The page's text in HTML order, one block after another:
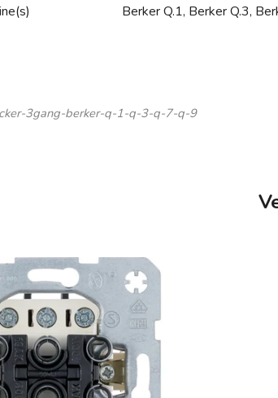
Berker Q.1, Berker Q.3,
3gang-berker-q-1-q-3-q-7-q-9